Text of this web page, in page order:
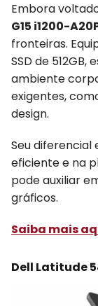
Embora
G15 i1200-
fronteiras.
SSD de
ambiente
exigentes,
design.
Seu diferencial
eficiente e na
pode auxiliar
gráficos.
Saiba mais
Dell Latitude